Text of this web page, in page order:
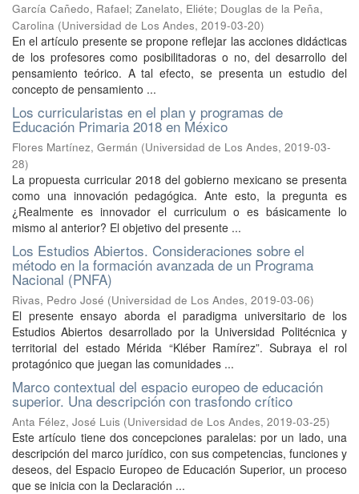
García Cañedo, Rafael; Zanelato, Eliéte; Douglas de la Peña,
Carolina (Universidad de Los Andes, 2019-03-20)
En el artículo presente se propone reflejar las acciones didácticas
de los profesores como posibilitadoras o no, del desarrollo del
pensamiento teórico. A tal efecto, se presenta un estudio del
concepto de pensamiento ...
Los curricularistas en el plan y programas de
Educación Primaria 2018 en México
Flores Martínez, Germán (Universidad de Los Andes, 2019-03-
28)
La propuesta curricular 2018 del gobierno mexicano se presenta
como una innovación pedagógica. Ante esto, la pregunta es
¿Realmente es innovador el curriculum o es básicamente lo
mismo al anterior? El objetivo del presente ...
Los Estudios Abiertos. Consideraciones sobre el
método en la formación avanzada de un Programa
Nacional (PNFA)
Rivas, Pedro José (Universidad de Los Andes, 2019-03-06)
El presente ensayo aborda el paradigma universitario de los
Estudios Abiertos desarrollado por la Universidad Politécnica y
territorial del estado Mérida “Kléber Ramírez”. Subraya el rol
protagónico que juegan las comunidades ...
Marco contextual del espacio europeo de educación
superior. Una descripción con trasfondo crítico
Anta Félez, José Luis (Universidad de Los Andes, 2019-03-25)
Este artículo tiene dos concepciones paralelas: por un lado, una
descripción del marco jurídico, con sus competencias, funciones y
deseos, del Espacio Europeo de Educación Superior, un proceso
que se inicia con la Declaración ...